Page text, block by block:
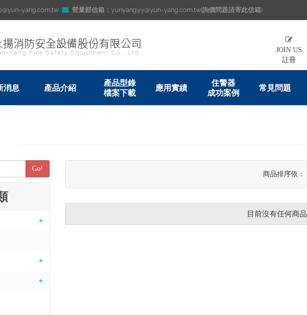
yang.com.tw 營業部信箱：yunyang.yy@yun-yang.com.tw(詢價問題請寄此信箱)
JOIN US
註冊
消息 產品介紹
產品型錄
檔案下載
應用實績
住警器
成功案例
常見問題
Go!
商品排序依：
目前沒有任何商品